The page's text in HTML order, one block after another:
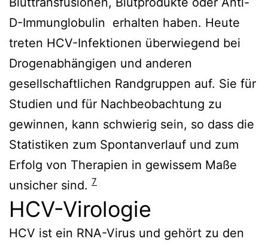
D-Immunglobulin erhalten haben. Heute
treten HCV-Infektionen überwiegend bei
Drogenabhängigen und anderen
gesellschaftlichen Randgruppen auf. Sie für
Studien und für Nachbeobachtung zu
gewinnen, kann schwierig sein, so dass die
Statistiken zum Spontanverlauf und zum
Erfolg von Therapien in gewissem Maße
unsicher sind. 7
HCV-Virologie
HCV ist ein RNA-Virus und gehört zu den